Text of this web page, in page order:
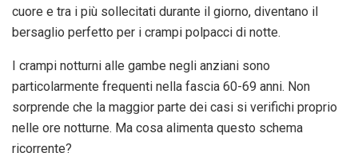
cuore e tra i più sollecitati durante il giorno, diventano il
bersaglio perfetto per i crampi polpacci di notte.
I crampi notturni alle gambe negli anziani sono
particolarmente frequenti nella fascia 60-69 anni. Non
sorprende che la maggior parte dei casi si verifichi proprio
nelle ore notturne. Ma cosa alimenta questo schema
ricorrente?